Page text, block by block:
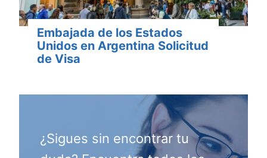
Embajada de los Estados
Unidos en Argentina Solicitud
de Visa
¿Sigues sin encontrar tu